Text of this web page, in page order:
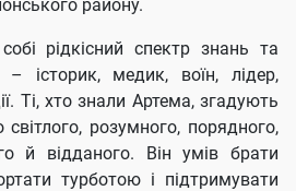
району.
рідкісний спектр знань та
– історик, медик, воїн, лідер,
Ті, хто знали Артема, згадують
розумного, порядного,
й відданого. Він умів брати
турботою і підтримувати